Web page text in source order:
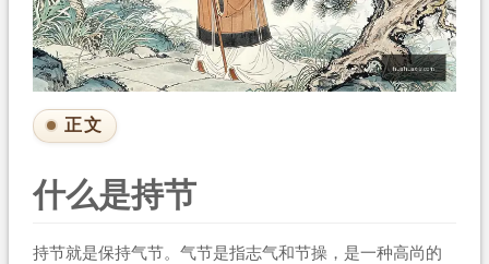
正文
什么是持节
持节就是保持气节。气节是指志气和节操，是一种高尚的